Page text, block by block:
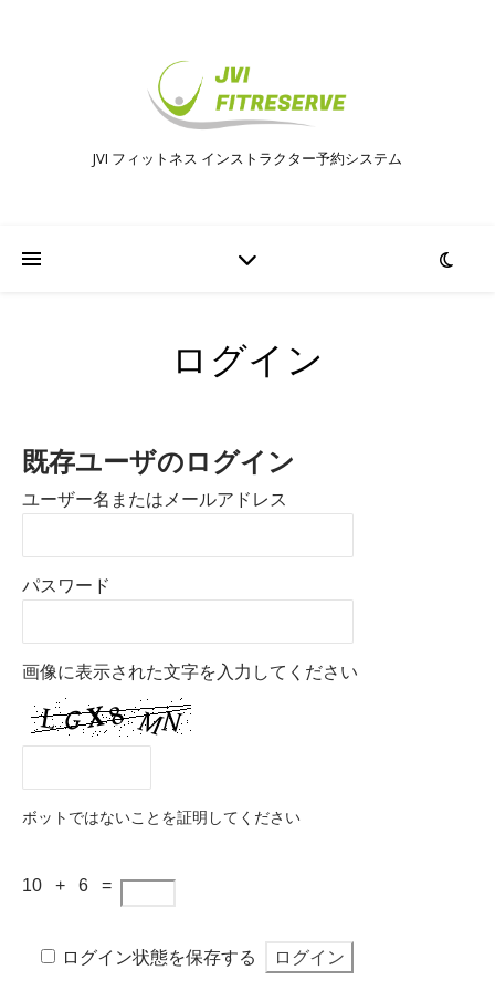
JVI フィットネス インストラクター予約システム
ログイン
既存ユーザのログイン
ユーザー名またはメールアドレス
パスワード
画像に表示された文字を入力してください
ボットではないことを証明してください
10 + 6 =
ログイン状態を保存する